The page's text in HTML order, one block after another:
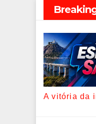
onde viver até
A vitória da